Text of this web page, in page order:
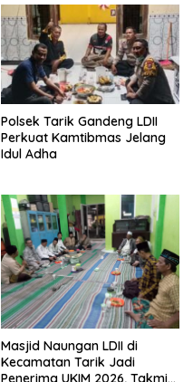
Polsek Tarik Gandeng LDII
Perkuat Kamtibmas Jelang
Idul Adha
Masjid Naungan LDII di
Kecamatan Tarik Jadi
Penerima UKIM 2026, Takmir